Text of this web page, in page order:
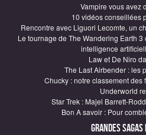
Vampire vous avez
10 vidéos conseillées
Rencontre avec Liguori Lecomte, un
Le tournage de The Wandering Earth
intelligence
Law et De Niro
The Last Airbender : les
Chucky : notre classement
Underworld
Star Trek : Majel Barrett-
Bon A savoir : Pour
Grandes sagas